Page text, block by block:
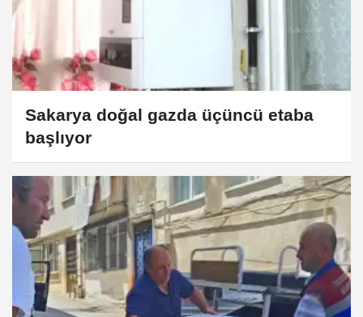
Sakarya doğal gazda üçüncü etaba
başlıyor